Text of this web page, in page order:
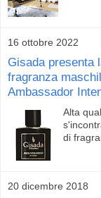
16 ottobre 2022
Gisada presenta
fragranza
Ambassador
Alta
di
20 dicembre 2018